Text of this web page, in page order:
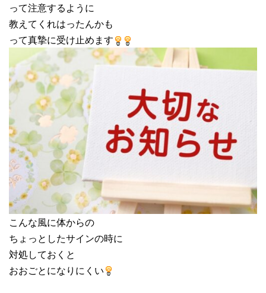
って注意するように
教えてくれはったんかも
って真摯に受け止めます
こんな風に体からの
ちょっとしたサインの時に
対処しておくと
おおごとになりにくい